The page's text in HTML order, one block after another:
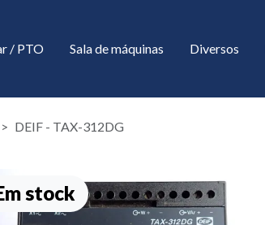
/ PTO Sala de máquinas Diversos
DEIF - TAX-312DG
stock